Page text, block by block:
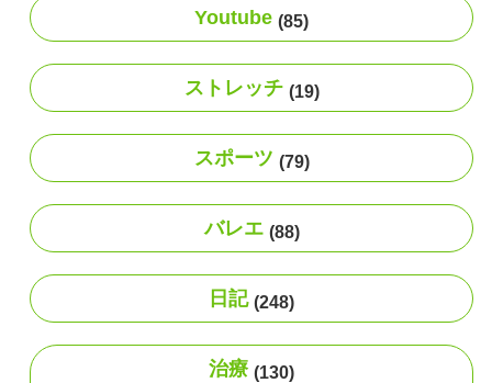
Youtube (85)
ストレッチ (19)
スポーツ (79)
バレエ (88)
日記 (248)
治療 (130)